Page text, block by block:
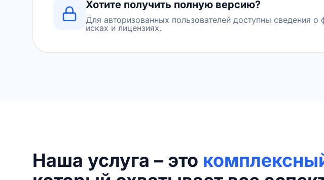
Хотите получить полную версию?
Для авторизованных пользователей доступны сведения
исках и лицензиях.
Наша услуга – это